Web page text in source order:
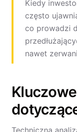
Kiedy
często
co prowadzi
nawet
Techniczna